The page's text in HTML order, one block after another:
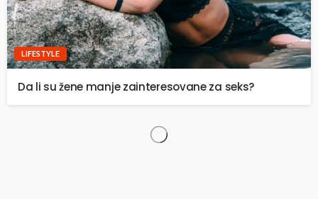
LIFESTYLE
Da li su žene manje zainteresovane za seks?